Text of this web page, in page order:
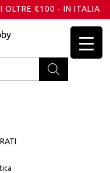
OLTRE €100 - IN ITALIA